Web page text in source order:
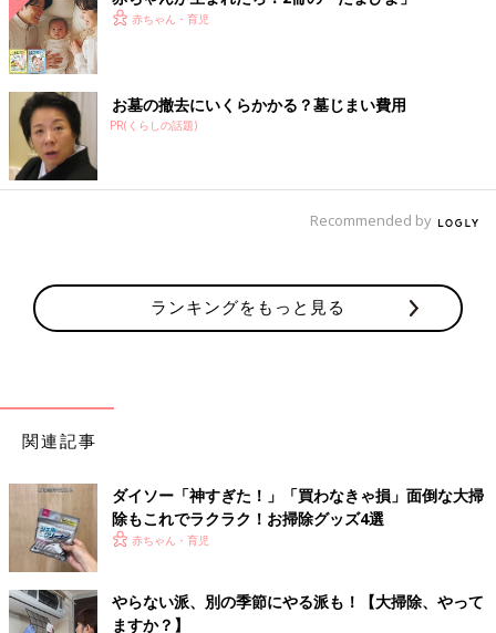
② 道具はきれいで使いやすく、興味を持ってもらえるデザイン
を。よく使う場所にすぐ手に取れるようにディスプレイする感覚
で配置しましょう。
小さい子には、子どもの目線に自分専用の掃除道具を用意してあ
げると、おもしろがって家事に参加してくれます。例えば浴室に
かわいいブラシを置いて『汚れをみつけたらこすってみて』と伝
えておくと、自然と汚れをみつける目が育ちます」
自分のやりかただけではなく、まずは家族ひとりひとりの目線に
のもいいかもしれませんね。
うとあっという間にきれいになるね』『きれいになると気持ちが
④ 『こんなに大変なんだから手伝って』の発想では、『大変な
のか、辛いのか』という気持ちになってしまいます。シェアして
もらいたい家事は『おもしろいね』『気持ちがいいね』『やって
みると楽しいね』と自分のスイッチも切り替えて」
赤ちゃん・育児
お墓の撤去にいくらかかる？墓じまい費用
PR(くらしの話題)
Recommended by
ランキングをもっと見る
関連記事
ダイソー「神すぎた！」「買わなきゃ損」面倒な大掃
除もこれでラクラク！お掃除グッズ4選
赤ちゃん・育児
やらない派、別の季節にやる派も！【大掃除、やって
ますか？】